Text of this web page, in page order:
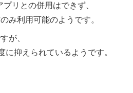
リとの併用はできず、
み利用可能のようです。
が、
に抑えられているようです。